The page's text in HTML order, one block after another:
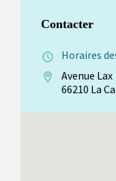
Contacter
Horaires
Avenue Lax
66210 La